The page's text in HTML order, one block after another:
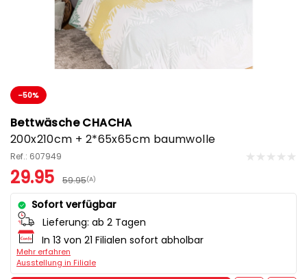
-50%
Bettwäsche CHACHA
200x210cm + 2*65x65cm baumwolle
Ref.: 607949
29.95 59.95(A)
Sofort verfügbar
Lieferung: ab 2 Tagen
In 13 von 21 Filialen sofort abholbar
Mehr erfahren
Ausstellung in Filiale